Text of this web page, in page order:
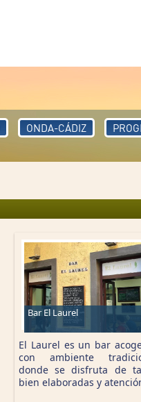
ONDA-CÁDIZ
Bar El Laurel
El Laurel es un bar
con ambiente
donde se disfruta de
bien elaboradas y